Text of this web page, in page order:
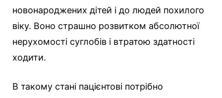
новонароджених дітей і до людей похилого
віку. Воно страшно розвитком абсолютної
нерухомості суглобів і втратою здатності
ходити.
В такому стані пацієнтові потрібно